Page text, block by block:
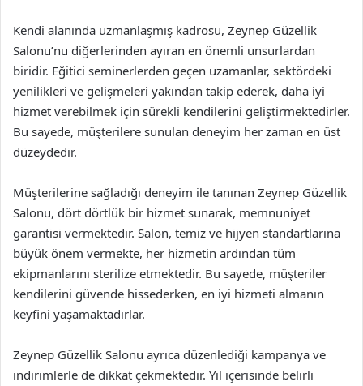
Kendi alanında uzmanlaşmış kadrosu, Zeynep Güzellik
Salonu’nu diğerlerinden ayıran en önemli unsurlardan
biridir. Eğitici seminerlerden geçen uzamanlar, sektördeki
yenilikleri ve gelişmeleri yakından takip ederek, daha iyi
hizmet verebilmek için sürekli kendilerini geliştirmektedirler.
Bu sayede, müşterilere sunulan deneyim her zaman en üst
düzeydedir.
Müşterilerine sağladığı deneyim ile tanınan Zeynep Güzellik
Salonu, dört dörtlük bir hizmet sunarak, memnuniyet
garantisi vermektedir. Salon, temiz ve hijyen standartlarına
büyük önem vermekte, her hizmetin ardından tüm
ekipmanlarını sterilize etmektedir. Bu sayede, müşteriler
kendilerini güvende hissederken, en iyi hizmeti almanın
keyfini yaşamaktadırlar.
Zeynep Güzellik Salonu ayrıca düzenlediği kampanya ve
indirimlerle de dikkat çekmektedir. Yıl içerisinde belirli